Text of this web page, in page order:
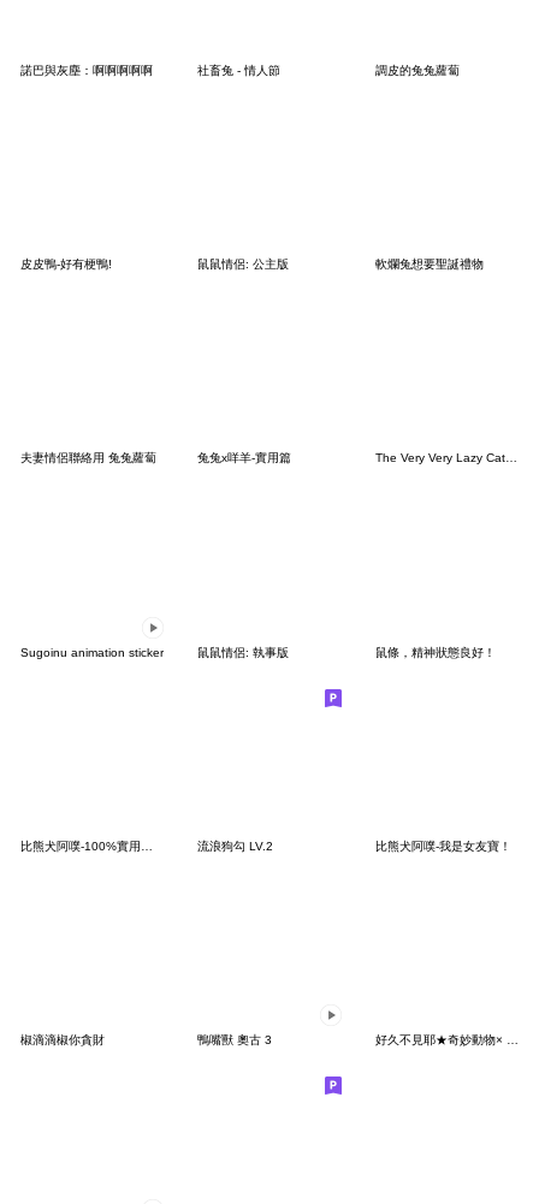
諾巴與灰塵：啊啊啊啊啊 社畜兔 - 情人節 調皮的兔兔蘿蔔
皮皮鴨-好有梗鴨! 鼠鼠情侶: 公主版 軟爛兔想要聖誕禮物
夫妻情侶聯絡用 兔兔蘿蔔 兔兔x咩羊-實用篇 The Very Very Lazy Cat - 哭哭貓 (有字版)
Sugoinu animation sticker 鼠鼠情侶: 執事版 鼠條，精神狀態良好！
流浪狗勾 LV.2 比熊犬阿噗-我是女友寶！
椒滴滴椒你貪財 鴨嘴獸 奧古 3 好久不見耶★奇妙動物× LINE FRIENDS